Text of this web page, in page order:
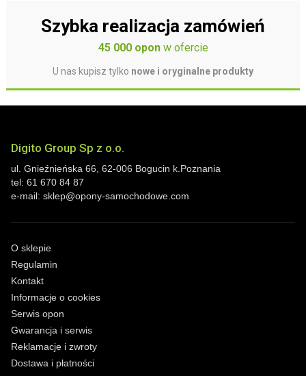
Szybka realizacja zamówień
45 000 oponw ofercie
U nas kupisz tylko nowe i oryginalne produkty
Digito Group Sp z o.o.
ul. Gnieźnieńska 66 62-006 Bogucin k.Poznania
tel: 61 670 84 87
e-mail: sklep@opony-samochodowe.com
O sklepie
Regulamin
Kontakt
Informacje o cookies
Serwis opon
Gwarancja i serwis
Reklamacje i zwroty
Dostawa i płatności